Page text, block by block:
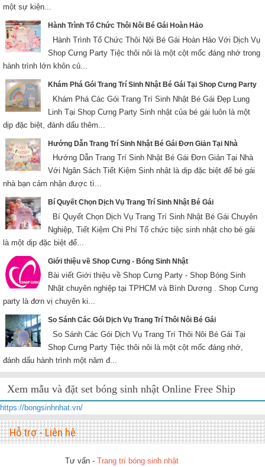
một sự kiện...
Hành Trình Tổ Chức Thôi Nôi Bé Gái Hoàn Hảo
Hành Trình Tổ Chức Thôi Nôi Bé Gái Hoàn Hảo Với Dịch Vụ
Shop Cưng Party Tiệc thôi nôi là một cột mốc đáng nhớ trong
hành trình lớn khôn củ...
Khám Phá Gói Trang Trí Sinh Nhật Bé Gái Tại Shop Cưng Party
Khám Phá Các Gói Trang Trí Sinh Nhật Bé Gái Đẹp Lung
Linh Tại Shop Cưng Party Sinh nhật của bé gái luôn là một
dịp đặc biệt, đánh dấu thêm...
Hướng Dẫn Trang Trí Sinh Nhật Bé Gái Đơn Giản Tại Nhà
Hướng Dẫn Trang Trí Sinh Nhật Bé Gái Đơn Giản Tại Nhà
Với Ngân Sách Tiết Kiệm Sinh nhật là dịp đặc biệt để bé gái
nhà bạn cảm nhận được tì...
Bí Quyết Chọn Dịch Vụ Trang Trí Sinh Nhật Bé Gái
Bí Quyết Chọn Dịch Vụ Trang Trí Sinh Nhật Bé Gái Chuyên
Nghiệp, Tiết Kiệm Chi Phí Tổ chức tiệc sinh nhật cho bé gái
là một dịp đặc biệt để...
Giới thiệu về Shop Cưng - Bóng Sinh Nhật
Bài viết Giới thiệu về Shop Cưng Party - Shop Bóng Sinh
Nhật chuyên nghiệp tại TPHCM và Bình Dương . Shop Cưng
party là đơn vị chuyên ki...
So Sánh Các Gói Dịch Vụ Trang Trí Thôi Nôi Bé Gái
So Sánh Các Gói Dịch Vụ Trang Trí Thôi Nôi Bé Gái Tại
Shop Cưng Party Tiệc thôi nôi là một cột mốc đáng nhớ,
đánh dấu hành trình một năm đ...
Xem mẫu và đặt set bóng sinh nhật Online Free Ship
https://bongsinhnhat.vn/
Hỗ trợ - Liên hệ
Tư vấn - Trang trí bóng sinh nhật